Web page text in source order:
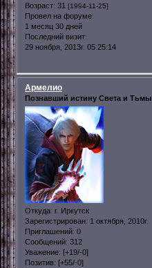
Возраст: 31 [1994-11-25]
Провел на форуме:
1 месяц 30 дней
Последний визит:
29 ноября, 2013г. 05:25:14
Армелио
Познавший истину Света и Тьмы
Откуда: г. Иркутск
Зарегистрирован: 1 октября, 2010г.
Приглашений: 0
Сообщений: 312
Уважение: [+19/-0]
Позитив: [+55/-0]